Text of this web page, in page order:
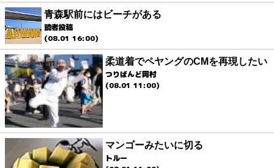
青森駅前にはビーチがある
読者投稿
(08.01 16:00)
柔道着でペヤングのCMを再現したい
つりばんど岡村
(08.01 11:00)
マンゴーみたいに切る
トルー